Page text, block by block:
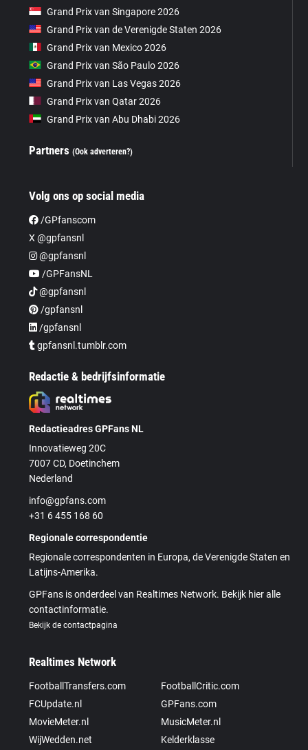
Grand Prix van Singapore 2026
Grand Prix van de Verenigde Staten 2026
Grand Prix van Mexico 2026
Grand Prix van São Paulo 2026
Grand Prix van Las Vegas 2026
Grand Prix van Qatar 2026
Grand Prix van Abu Dhabi 2026
Partners(Ook adverteren?)
Volg ons op social media
/GPfanscom
X @gpfansnl
@gpfansnl
/GPFansNL
@gpfansnl
/gpfansnl
/gpfansnl
gpfansnl.tumblr.com
Redactie & bedrijfsinformatie
Redactieadres GPFans NL
Innovatieweg 20C
7007 CD, Doetinchem
Nederland
info@gpfans.com
+31 6 455 168 60
Regionale correspondentie
Regionale correspondenten in Europa, de Verenigde Staten en
Latijns-Amerika.
GPFans is onderdeel van Realtimes Network. Bekijk hier alle
contactinformatie.
Bekijk de contactpagina
Realtimes Network
FootballTransfers.com
FootballCritic.com
FCUpdate.nl
GPFans.com
MovieMeter.nl
MusicMeter.nl
WijWedden.net
Kelderklasse